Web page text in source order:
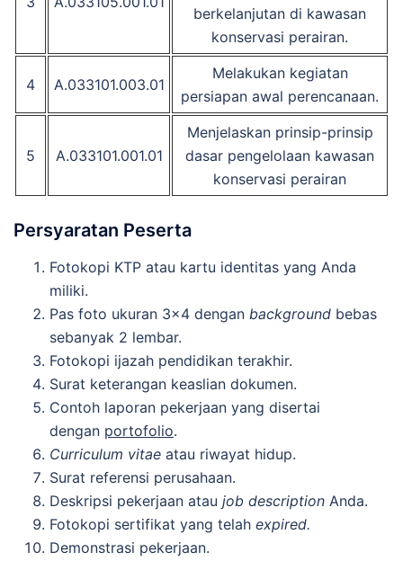
berkelanjutan di kawasan
konservasi perairan.
4 A.033101.003.01
Melakukan kegiatan
persiapan awal perencanaan.
5 A.033101.001.01
Menjelaskan prinsip-prinsip
dasar pengelolaan kawasan
konservasi perairan
Persyaratan Peserta
Fotokopi KTP atau kartu identitas yang Anda
miliki.
Pas foto ukuran 3×4 dengan background bebas
sebanyak 2 lembar.
Fotokopi ijazah pendidikan terakhir.
Surat keterangan keaslian dokumen.
Contoh laporan pekerjaan yang disertai
dengan portofolio.
Curriculum vitae atau riwayat hidup.
Surat referensi perusahaan.
Deskripsi pekerjaan atau job description Anda.
Fotokopi sertifikat yang telah expired.
Demonstrasi pekerjaan.